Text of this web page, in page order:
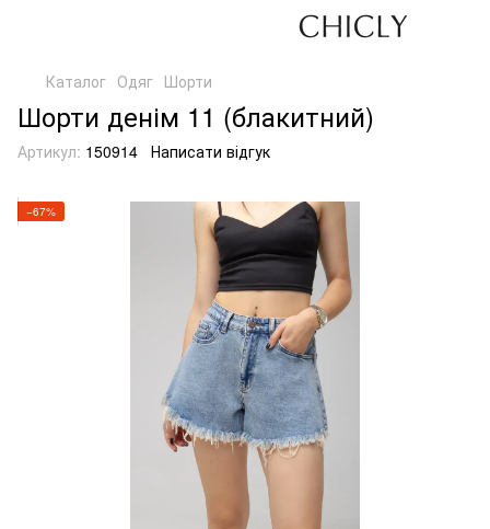
Каталог Одяг Шорти
Шорти денім 11 (блакитний)
Артикул: 150914 Написати відгук
−67%